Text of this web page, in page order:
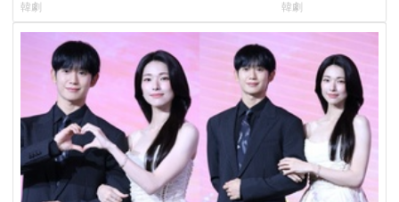
演技獲讚「信看演員」
韓劇
完兩大主角全掛
韓劇